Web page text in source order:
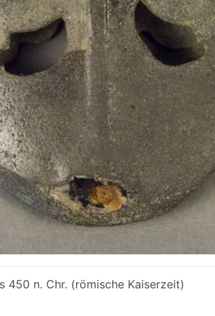
450 n. Chr. (römische Kaiserzeit)